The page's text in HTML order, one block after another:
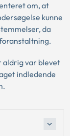
om, at
kunne
da
aldrig var blevet
indledende